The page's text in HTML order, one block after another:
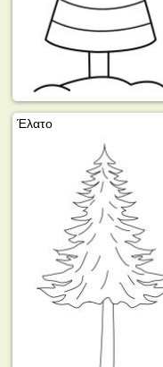
Έλατο